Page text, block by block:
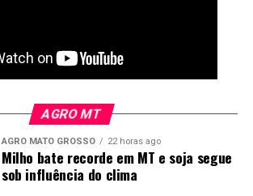
AGRO MT
AGRO MATO GROSSO 22 horas ago
Milho bate recorde em MT e soja segue
sob influência do clima